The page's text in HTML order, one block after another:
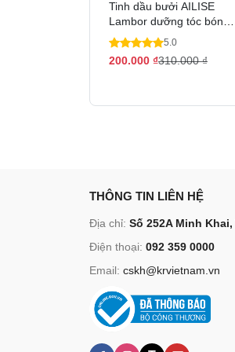
Tinh dầu bưởi AILISE
Lambor dưỡng tóc bóng
mượt phục hồi tóc 100ml
5.0
200.000 ₫310.000₫
THÔNG TIN LIÊN HỆ
Địa chỉ: Số 252A Minh
Điện thoại: 092 359 0000
Email: cskh@krvietnam.vn